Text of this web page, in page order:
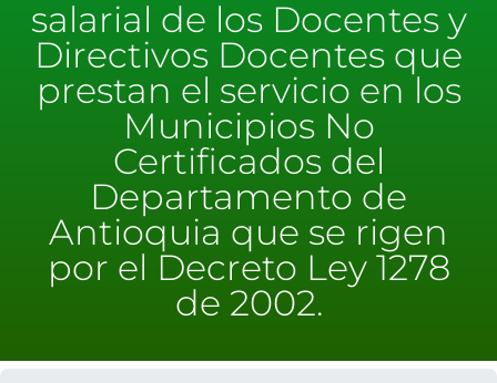
salarial de los Docentes y
Directivos Docentes que
prestan el servicio en los
Municipios No
Certificados del
Departamento de
Antioquia que se rigen
por el Decreto Ley 1278
de 2002.